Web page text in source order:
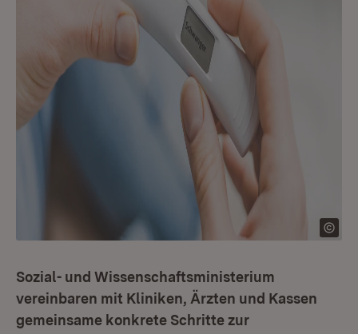
Sozial- und Wissenschaftsministerium
vereinbaren mit Kliniken, Ärzten und Kassen
gemeinsame konkrete Schritte zur